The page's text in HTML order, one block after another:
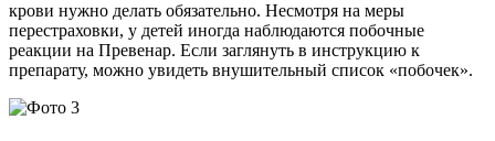
крови нужно делать обязательно. Несмотря на меры
перестраховки, у детей иногда наблюдаются побочные
реакции на Превенар. Если заглянуть в инструкцию к
препарату, можно увидеть внушительный список «побочек».